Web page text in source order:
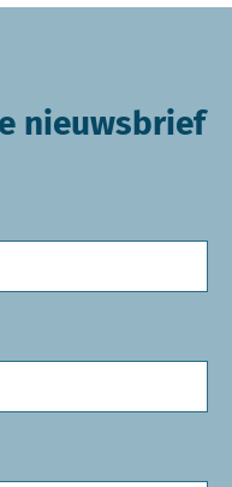
nieuwsbrief